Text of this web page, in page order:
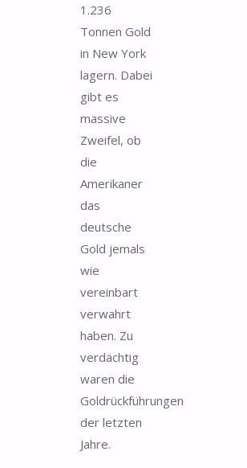
1.236
Tonnen Gold
in New York
lagern. Dabei
gibt es
massive
Zweifel, ob
die
Amerikaner
das
deutsche
Gold jemals
wie
vereinbart
verwahrt
haben. Zu
verdächtig
waren die
Goldrückführungen
der letzten
Jahre.